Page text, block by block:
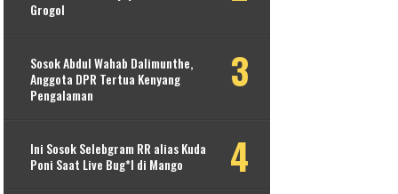
Grogol
Sosok Abdul Wahab Dalimunthe,
Anggota DPR Tertua Kenyang
Pengalaman
Ini Sosok Selebgram RR alias Kuda
Poni Saat Live Bug*l di Mango